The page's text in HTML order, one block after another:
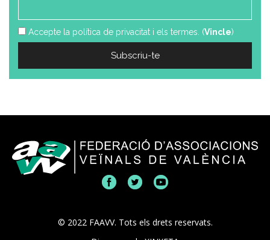
Accepte la política de privacitat i els termes. (Vincle)
© 2022 FAAVV. Tots els drets reservats.